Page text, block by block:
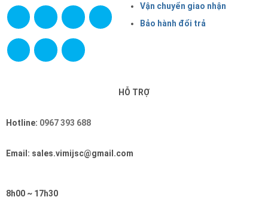
Vận chuyển giao nhận
Bảo hành đổi trả
HỖ TRỢ
Hotline: 0967 393 688
Email: sales.vimijsc@gmail.com
8h00 ~ 17h30